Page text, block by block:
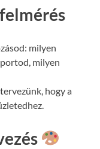
milyen
milyen
tervezünk, hogy a